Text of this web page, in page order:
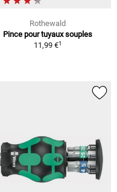
Rothewald
Pince pour tuyaux souples
11,99 €1